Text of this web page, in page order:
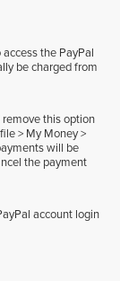
the PayPal
be charged from
remove this option
> My Money >
will be
the payment
account login